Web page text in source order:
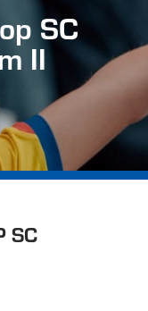
SC
II
SC